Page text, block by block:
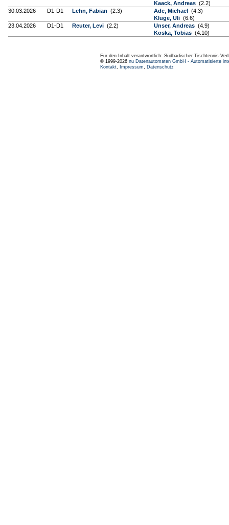
Kaack, Andreas (2.2)
30.03.2026
D1-D1 Lehn, Fabian (2.3) Ade, Michael (4.3)
Kluge, Uli (6.6)
23.04.2026
D1-D1 Reuter, Levi (2.2) Unser, Andreas (4.9)
Koska, Tobias (4.10)
Für den Inhalt verantwortlich: Südbadischer Tischtennis-
© 1999-2026 nu Datenautomaten GmbH - Automatisierte
Kontakt, Impressum, Datenschutz